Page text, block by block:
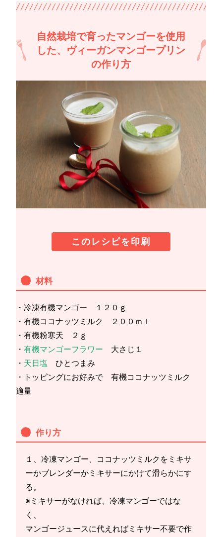
自然栽培で育ったマンゴーを使用
した、ヴィーガンマンゴープリン
の作り方
このレシピを印刷
材料
・冷凍有機マンゴー １２０ｇ
・有機ココナッツミルク ２００ｍｌ
・有機粉寒天 ２ｇ
・有機マンゴーフラワー 大さじ１
・ 天日塩 ひとつまみ
・トッピングにお好みで 有機ココナッツミルク
適量
作り方
１、冷凍マンゴー、ココナッツミルクをミキサ
ーかブレンダーかミキサーにかけて滑らかにす
る。
※ミキサーがなければ、冷凍マンゴーではな
く、
マンゴージュースに代えればミキサー不要で作